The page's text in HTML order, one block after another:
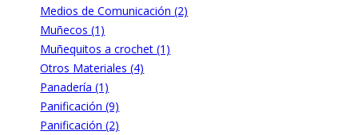
Medios de Comunicación (2)
Muñecos (1)
Muñequitos a crochet (1)
Otros Materiales (4)
Panadería (1)
Panificación (9)
Panificación (2)